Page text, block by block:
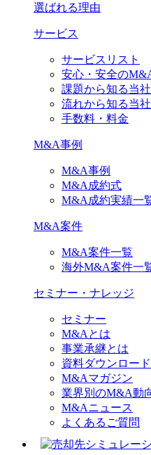
選ばれる理由
サービス
サービスリスト
安心・安全の
課題から知る当
流れから知る当
手数料・料金
M&A事例
M&A事例
M&A成約式
M&A成約実績一
M&A案件
M&A案件一覧
海外M&A案件一
セミナー・ナレッジ
セミナー
M&Aとは
事業承継とは
資料ダウンロード
M&Aマガジン
業界別のM&A動
M&Aニュース
よくあるご質問